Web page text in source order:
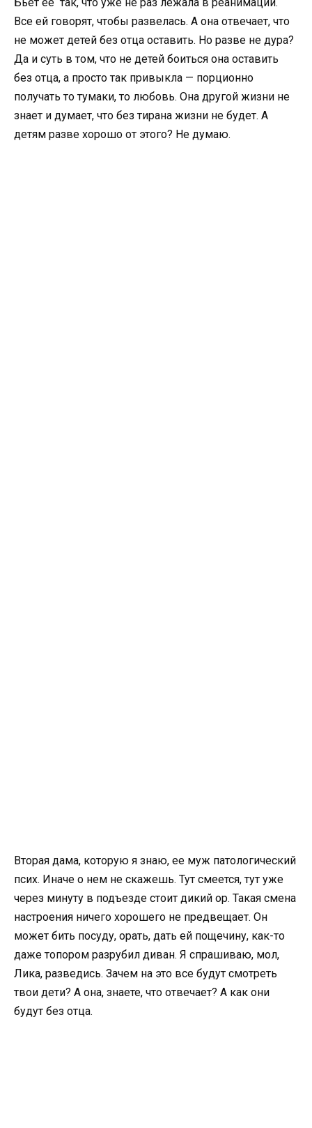
Все ей говорят, чтобы развелась. А она отвечает, что
не может детей без отца оставить. Но разве не дура?
Да и суть в том, что не детей боиться она оставить
без отца, а просто так привыкла — порционно
получать то тумаки, то любовь. Она другой жизни не
знает и думает, что без тирана жизни не будет. А
детям разве хорошо от этого? Не думаю.
Вторая дама, которую я знаю, ее муж патологический
псих. Иначе о нем не скажешь. Тут смеется, тут уже
через минуту в подъезде стоит дикий ор. Такая смена
настроения ничего хорошего не предвещает. Он
может бить посуду, орать, дать ей пощечину, как-то
даже топором разрубил диван. Я спрашиваю, мол,
Лика, разведись. Зачем на это все будут смотреть
твои дети? А она, знаете, что отвечает? А как они
будут без отца.